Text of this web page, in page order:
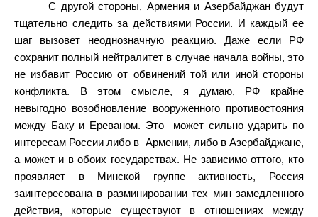
С другой стороны, Армения и Азербайджан будут
тщательно следить за действиями России. И каждый ее
шаг вызовет неоднозначную реакцию. Даже если РФ
сохранит полный нейтралитет в случае начала войны, это
не избавит Россию от обвинений той или иной стороны
конфликта. В этом смысле, я думаю, РФ крайне
невыгодно возобновление вооруженного противостояния
между Баку и Ереваном. Это
может сильно ударить по
интересам России либо в Армении, либо в Азербайджане,
а может и в обоих государствах. Не зависимо оттого, кто
проявляет в Минской группе активность, Россия
заинтересована в разминировании тех мин замедленного
действия, которые существуют в отношениях между